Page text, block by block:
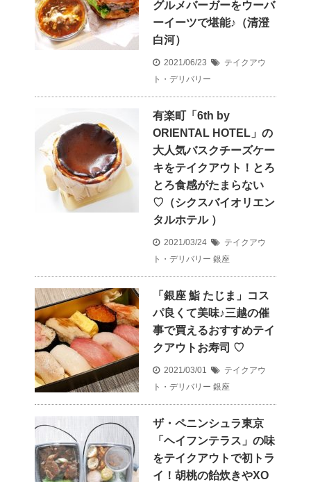
グルメバーガーをウーバ
ーイーツで堪能♪（清澄
白河）
2021/06/23
テイクアウ
ト・デリバリー
有楽町「6th by
ORIENTAL HOTEL」の
大人気バスクチーズケー
キをテイクアウト！とろ
とろ食感がたまらない
♡（シクスバイオリエン
タルホテル ）
2021/03/24
テイクアウ
ト・デリバリー 銀座
「銀座 鮨 たじま」コス
パ良くて美味♪三越の催
事で買えるおすすめテイ
クアウトお寿司 ♡
2021/03/01
テイクアウ
ト・デリバリー 銀座
ザ・ペニンシュラ東京
「ヘイフンテラス」の味
をテイクアウトで初トラ
イ！胡桃の飴炊きやXO